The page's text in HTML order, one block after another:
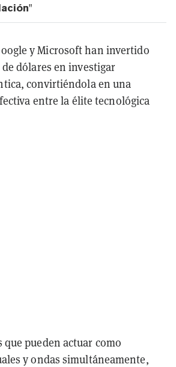
y Microsoft han invertido
dólares en investigar
convirtiéndola en una
entre la élite tecnológica
pueden actuar como
y ondas simultáneamente,